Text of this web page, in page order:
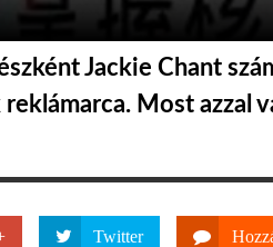
Jackie Chant
Most azzal
Twitter